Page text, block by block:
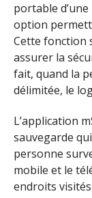
portable
option
Cette fonction
assurer la
fait, quand la
délimitée, le
L’application
sauvegarde
personne
mobile et le
endroits